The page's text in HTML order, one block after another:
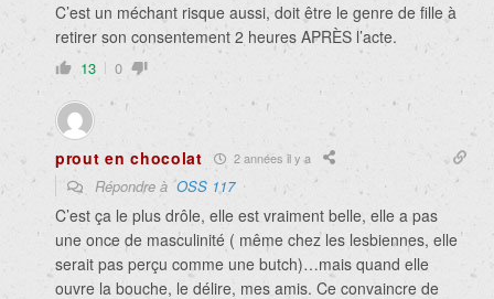
C’est un méchant risque aussi, doit être le genre de fille à
retirer son consentement 2 heures APRÈS l’acte.
13 0
prout en chocolat 2 années il y a
Répondre àOSS 117
C’est ça le plus drôle, elle est vraiment belle, elle a pas
une once de masculinité ( même chez les lesbiennes, elle
serait pas perçu comme une butch)…mais quand elle
ouvre la bouche, le délire, mes amis. Ce convaincre de